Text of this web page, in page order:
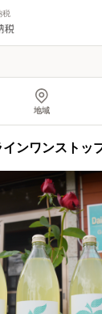
税
地域
インワンストッ